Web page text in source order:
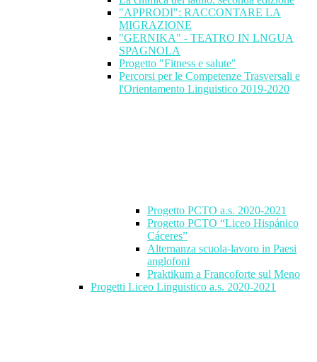
"APPRODI": RACCONTARE LA
MIGRAZIONE
"GERNIKA" - TEATRO IN LNGUA
SPAGNOLA
Progetto "Fitness e salute"
Percorsi per le Competenze Trasversali e
l'Orientamento Linguistico 2019-2020
Progetto PCTO a.s. 2020-2021
Progetto PCTO “Liceo Hispánico
Cáceres”
Alternanza scuola-lavoro in Paesi
anglofoni
Praktikum a Francoforte sul Meno
Progetti Liceo Linguistico a.s. 2020-2021